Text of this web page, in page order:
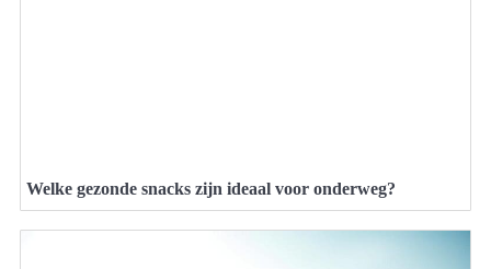
Welke gezonde snacks zijn ideaal voor onderweg?